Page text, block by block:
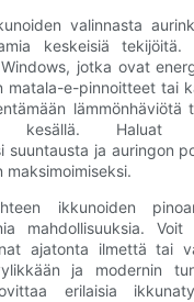
valinnasta
keskeisiä tekijöitä.
jotka ovat
matala-e-pinnoitteet tai
lämmönhäviötä
kesällä. Haluat
suuntausta ja auringon
maksimoimiseksi.
ikkunoiden
mahdollisuuksia.
ajatonta ilmettä tai
ja modernin
erilaisia